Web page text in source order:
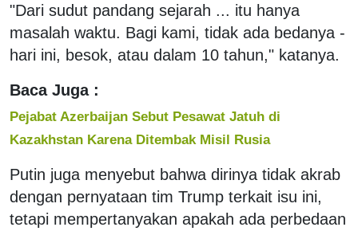
"Dari sudut pandang sejarah ... itu hanya
masalah waktu. Bagi kami, tidak ada bedanya -
hari ini, besok, atau dalam 10 tahun," katanya.
Baca Juga :
Pejabat Azerbaijan Sebut Pesawat Jatuh di
Kazakhstan Karena Ditembak Misil Rusia
Putin juga menyebut bahwa dirinya tidak akrab
dengan pernyataan tim Trump terkait isu ini,
tetapi mempertanyakan apakah ada perbedaan